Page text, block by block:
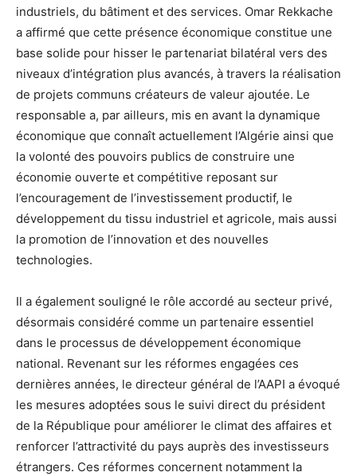
industriels, du bâtiment et des services. Omar Rekkache
a affirmé que cette présence économique constitue une
base solide pour hisser le partenariat bilatéral vers des
niveaux d’intégration plus avancés, à travers la réalisation
de projets communs créateurs de valeur ajoutée. Le
responsable a, par ailleurs, mis en avant la dynamique
économique que connaît actuellement l’Algérie ainsi que
la volonté des pouvoirs publics de construire une
économie ouverte et compétitive reposant sur
l’encouragement de l’investissement productif, le
développement du tissu industriel et agricole, mais aussi
la promotion de l’innovation et des nouvelles
technologies.
Il a également souligné le rôle accordé au secteur privé,
désormais considéré comme un partenaire essentiel
dans le processus de développement économique
national. Revenant sur les réformes engagées ces
dernières années, le directeur général de l’AAPI a évoqué
les mesures adoptées sous le suivi direct du président
de la République pour améliorer le climat des affaires et
renforcer l’attractivité du pays auprès des investisseurs
étrangers. Ces réformes concernent notamment la